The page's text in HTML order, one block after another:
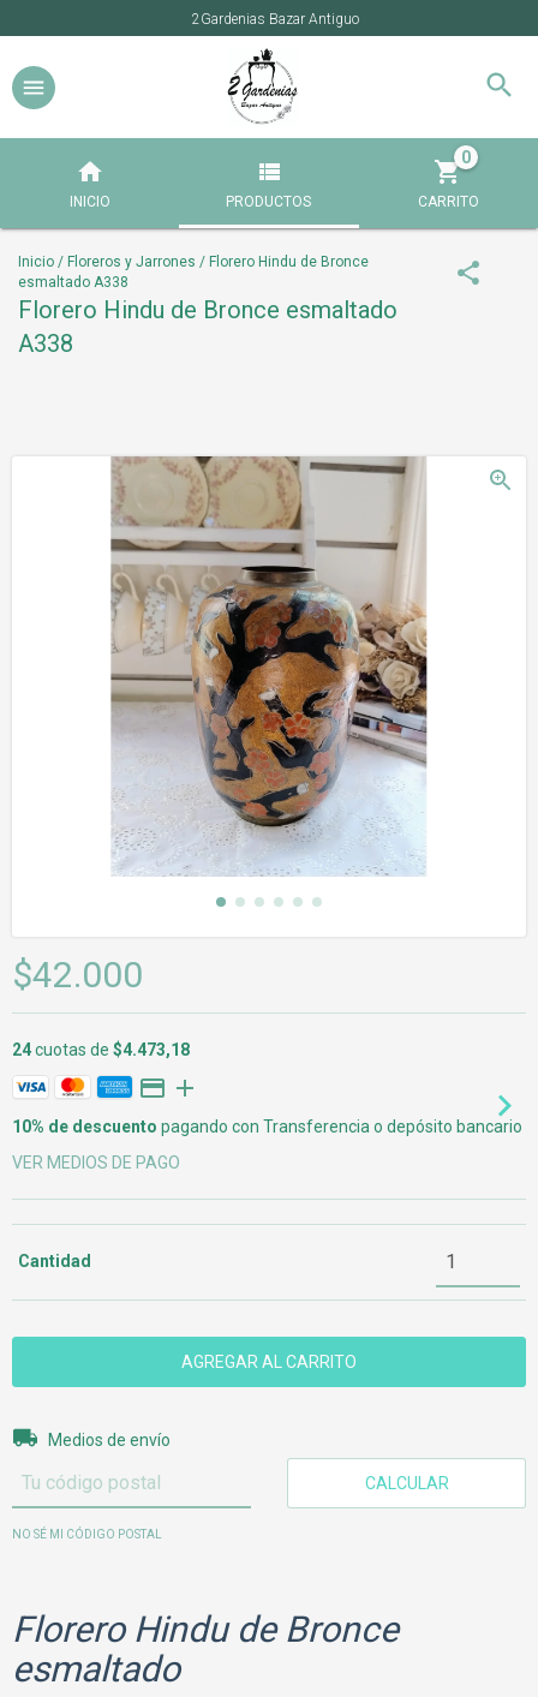
2Gardenias Bazar Antiguo
INICIO PRODUCTOS CARRITO
0
Inicio / Floreros y Jarrones / Florero Hindu de Bronce
esmaltado A338
Florero Hindu de Bronce esmaltado
A338
$42.000
24cuotas de $4.473,18
10% de descuento pagando con Transferencia o depósito bancario
VER MEDIOS DE PAGO
Cantidad
Entregas para el CP:
Medios de envío
CALCULAR
NO SÉ MI CÓDIGO POSTAL
Florero Hindu de Bronce
esmaltado